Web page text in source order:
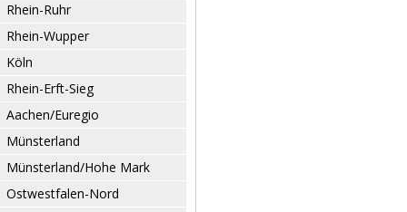
Rhein-Ruhr
Rhein-Wupper
Köln
Rhein-Erft-Sieg
Aachen/Euregio
Münsterland
Münsterland/Hohe Mark
Ostwestfalen-Nord